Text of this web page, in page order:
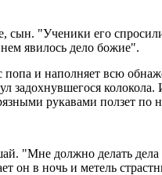
сын. "Ученики его
явилось дело божие".
попа и наполняет всю
задохнувшегося колокола.
рукавами ползет по
"Мне должно делать дела
он в ночь и метель